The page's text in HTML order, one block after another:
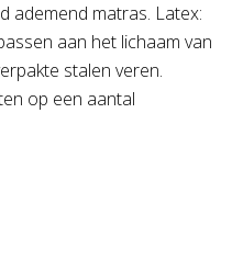
ademend matras. Latex:
aan het lichaam van
stalen veren.
op een aantal